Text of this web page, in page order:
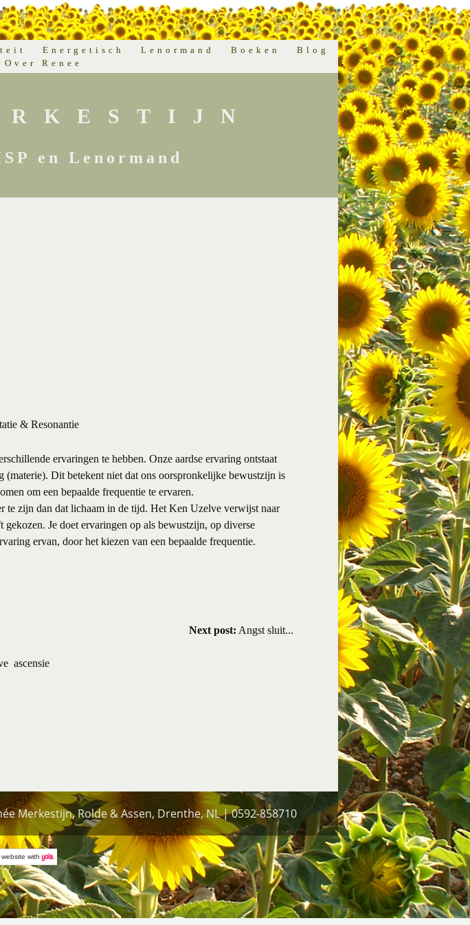
Energetisch Lenormand Boeken
Blog
Over Renee
en Lenormand
& Resonantie
ervaringen te hebben. Onze aardse ervaring ontstaat
Dit betekent niet dat ons oorspronkelijke bewustzijn is
om een bepaalde frequentie te ervaren.
te zijn dan dat lichaam in de tijd. Het Ken Uzelve verwijst naar
Je doet ervaringen op als bewustzijn, op diverse
ervan, door het kiezen van een bepaalde frequentie.
Next post: Angst sluit...
ascensie
Merkestijn, Rolde & Assen, Drenthe, NL | 0592-858710
with